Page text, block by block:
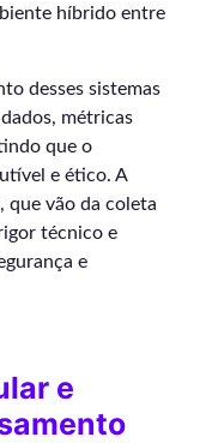
híbrido entre
desses sistemas
métricas
que o
e ético. A
que vão da coleta
técnico e
e
e